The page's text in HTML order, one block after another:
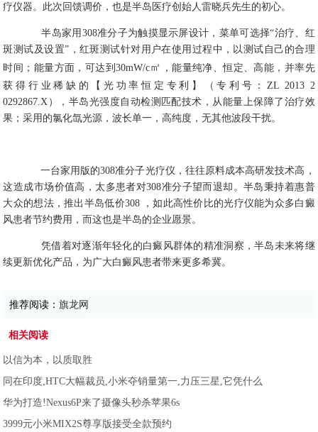
疗仪器。此次回馈调价，也是半岛医疗创始人雷晓兵先生的初心。
半岛家用308准分子为触摸显示屏设计，菜单可选择“治疗、红
斑测试及设置”，红斑测试针对用户在使用过程中，以测试自己的合理
时间；能量方面，可达到30mW/c㎡ ，能量纯净、恒定、高能，并率先
获得行业稀缺的【光功率恒定专利】（专利号：ZL 2013 2
0292867.X），半岛光强度自动检测匹配技术，从能量上保障了治疗效
果；采用的氯化氙光源，波长单一，高纯度，无其他波段干扰。
一台家用版的308准分子光疗仪，往往原料成本高研发技术高，
这造成市场价值高，太多患者对308准分子望而退却。半岛秉持着惠普
大众的想法，推出半岛低价308 ，如此高性价比的光疗仪能为众多白癜
风患者节约费用，而这也是半岛的企业愿景。
凭借着对逐渐年轻化的白癜风群体的精准洞察，半岛未来将继
续更新优化产品，为广大白癜风患者带来更多希冀。
推荐阅读：旗龙网
相关阅读
以信为本，以质取胜
同在印度,HTC大幅裁员,小米夺销量第一,力压三星,它凭什么
华为打造!Nexus6P来了摄像头秒杀苹果6s
3999元小米MIX2S尊享版接受全款预约